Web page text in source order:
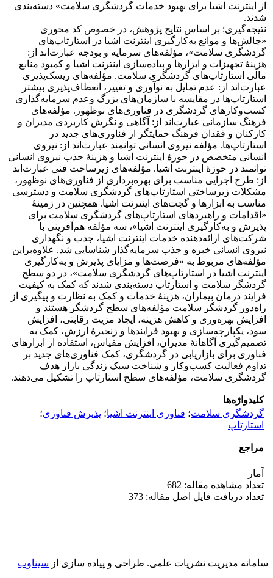
از اینترنت اشیا برای بهبود خدمات گردشگری سلامت» دسته‌بندی
شدند.
نتیجه‌گیری: بر اساس نتایج پژوهش، در خصوص کد محوری
«چالش‌ها و موانع به‌کارگیری اینترنت اشیا در استارتاپ‌های
گردشگری سلامت»، مؤلفه‌های سرمایه و بودجه عبارت‌اند از:
هزینۀ تجهیزات و ابزارها و پیاده‌سازی اینترنت اشیا و کمبود منابع
مالی استارتاپ‌های گردشگری سلامت. مؤلفه‌های ریسک‌پذیری
عبارت‌اند از: عدم تمایل به نوآوری و تغییر، انعطاف‌پذیری بیشتر
استارتاپ‌ها در مقایسه با سازمان‌های بزرگ وعدم سرمایه‌گذاری
کسب‌وکارهای گردشگری در فناوری‌های نوظهور. مؤلفه‌های
فرهنگ سازمانی عبارت‌اند از: آگاهی و نگرش کاربردی مدیران و
کارکنان و فقدان فرهنگ حمایتگر از فناوری‌های جدید در
استارتاپ‌ها. مؤلفه نیروی انسانی توانمند عبارت‌اند از: نیروی
انسانی متخصص در حوزۀ اینترنت اشیا و هزینۀ جذب نیروی انسانی
توانمند در حوزۀ اینترنت اشیا. مؤلفه‌های زیرساخت فنی عبارت‌اند
از: طرح اجرایی مناسب برای بهره‌برداری از فناوری‌های نوظهور،
مشکلات زیرساختی استارتاپ‌های گردشگری سلامت و دسترسی
مناسب به ابزارها و گجت‌های اینترنت اشیا. همچنین در زمینۀ
«اقدامات و راهبردهای استارتاپ‌های گردشگری سلامت برای
پذیرش و به‌کارگیری اینترنت اشیا»، سه مؤلفه هم‌آفرینی با
شرکت‌های ارائه‌دهنده خدمات اینترنت اشیا، جذب و نگهداری
نیروی انسانی خبره و جذب سرمایه‌گذار شناسایی شد. علاوه‌براین
مؤلفه‌های مربوط به «فرصت‌ها و مزایای پذیرش و به‌کارگیری
اینترنت اشیا در استارتاپ‌های گردشگری سلامت»، در دو سطح
گردشگر سلامت و استارتاپ دسته‌بندی شدند که کمک به کیفیت
فرایند درمان بیماران، هزینۀ خدمات و کمک به نظارت و پیگیری از
راه‌دور گردشگر سلامت مؤلفه‌های سطح گردشگر هستند و
افزایش بهره‌وری و کاهش هزینه، ایجاد مزیت رقابتی، افزایش
سود، یکپارچه‌سازی و بهبود فرایندها و زنجیرۀ ارزش، کمک به
تصمیم‌گیری آگاهانۀ مدیران، افزایش مقیاس، استفاده از ابزارهای
فناوری برای بازاریابی در گردشگری، کمک فناوری‌های جدید بر
تداوم فعالیت کسب‌وکار و شناخت سبک زندگی بازار هدف
گردشگری سلامت، مؤلفه‌های سطح استارتاپ را تشکیل می‌دهند.
کلیدواژه‌ها
گردشگری سلامت؛ فناوری اینترنت اشیا؛ پذیرش فناوری؛
استارتاپ
مراجع
آمار
تعداد مشاهده مقاله: 682
تعداد دریافت فایل اصل مقاله: 373
سامانه مدیریت نشریات علمی. طراحی و پیاده سازی از سیناوب